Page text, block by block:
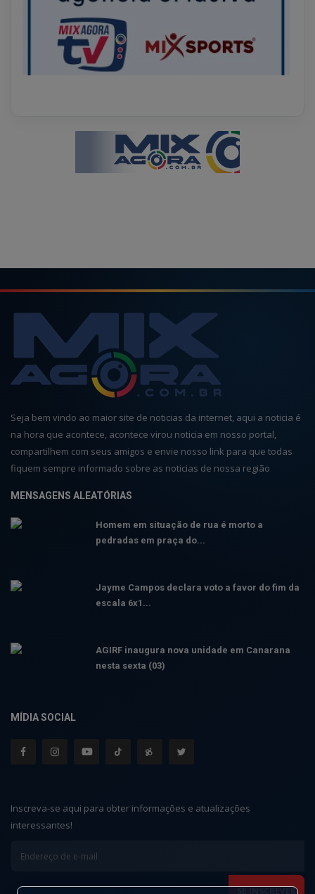
Seja bem vindo ao maior site de noticias da internet, aqui a noticia é
na hora que acontece, acontece virou noticia em nosso portal,
compartilhem com seus amigos e envie nosso link para que todas
fiquem sempre informado sobre as noticias de nossa região
MENSAGENS ALEATÓRIAS
Homem em situação de rua é morto a
pedradas em praça do...
Jayme Campos declara voto a favor do fim da
escala 6x1...
AGIRF inaugura nova unidade em Canarana
nesta sexta (03)
MÍDIA SOCIAL
Inscreva-se aqui para obter informações e atualizações
interessantes!